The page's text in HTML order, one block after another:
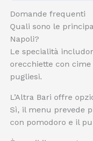
Domande frequenti
Quali sono le
Napoli?
Le specialità
orecchiette con
pugliesi.
L’Altra Bari offre
Sì, il menu prevede
con pomodoro e il